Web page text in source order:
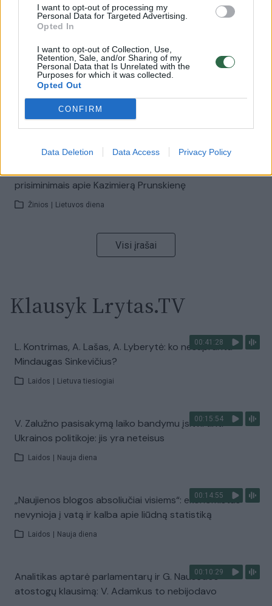
I want to opt-out of processing my
Personal Data for Targeted Advertising.
Opted In
I want to opt-out of Collection, Use,
Retention, Sale, and/or Sharing of my
Personal Data that Is Unrelated with the
Purposes for which it was collected.
Opted Out
CONFIRM
Data Deletion Data Access Privacy Policy
00:00:30
Vaizdai iš tragiškos avarijos Vilniaus r.: dviejų moterų ir
vaiko gyvybių išgelbėti nepavyko
Žinios | Lietuvos diena
Nufilmavo, kaip patvino Vilniaus Vakarinis aplinkkelis:
vaizdas pribloškia
Žinios | Lietuvos diena
prisiminimais apie Kazimierą Prunskienę
Žinios Lietuvos diena
Visi įrašai
Klausyk Lrytas.TV
00:41:28
L. Kontrimas, A. Lašas, A. Lyberytė: ko nesupranta
Mindaugas Sinkevičius?
Laidos Lietuva tiesiogiai
00:15:54
V. Zalužno pasisakymą laiko bandymu įsitvirtinti
Ukrainos politikoje: jis yra neteisus
Laidos Nauja diena
00:14:55
„Naujienos blogos absoliučiai visiems“: ekonomistas
nevynioja į vatą ir kalba apie liūdną statistiką
Laidos Nauja diena
00:10:29
Analitikas aptarė parlamentarų ir G. Nausėdos
atostogų klausimą: V. Adamkus to nebijodavo